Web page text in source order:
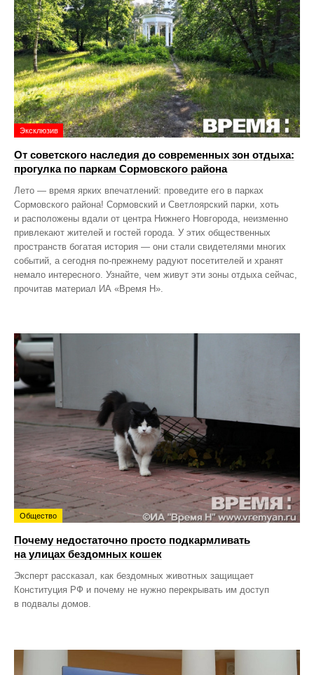
Эксклюзив
От советского наследия до современных зон отдыха:
прогулка по паркам Сормовского района
Лето — время ярких впечатлений: проведите его в парках
Сормовского района! Сормовский и Светлоярский парки, хоть
и расположены вдали от центра Нижнего Новгорода, неизменно
привлекают жителей и гостей города. У этих общественных
пространств богатая история — они стали свидетелями многих
событий, а сегодня по‑прежнему радуют посетителей и хранят
немало интересного. Узнайте, чем живут эти зоны отдыха сейчас,
прочитав материал ИА «Время Н».
Общество
Почему недостаточно просто подкармливать
на улицах бездомных кошек
Эксперт рассказал, как бездомных животных защищает
Конституция РФ и почему не нужно перекрывать им доступ
в подвалы домов.